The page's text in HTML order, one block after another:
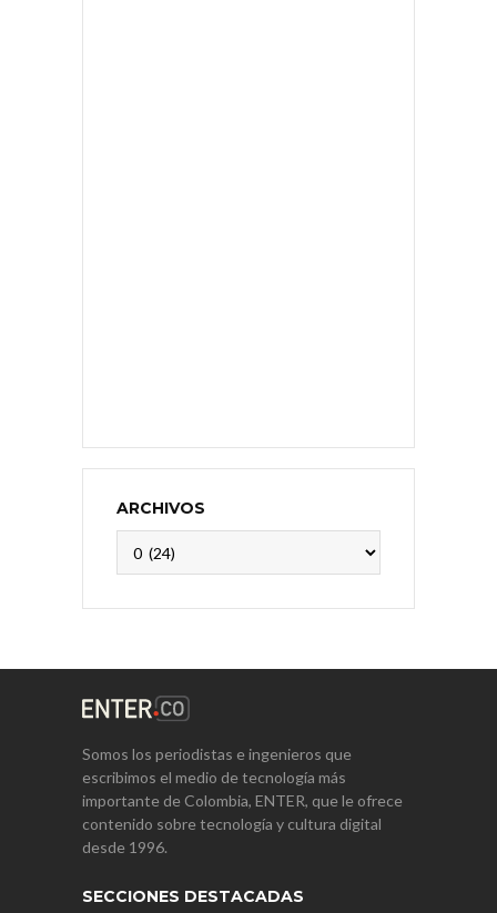
ARCHIVOS
Somos los periodistas e ingenieros que
escribimos el medio de tecnología más
importante de Colombia, ENTER, que le ofrece
contenido sobre tecnología y cultura digital
desde 1996.
SECCIONES DESTACADAS